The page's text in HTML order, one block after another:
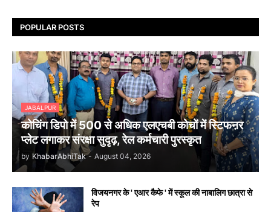
POPULAR POSTS
JABALPUR
कोचिंग डिपो में 500 से अधिक एलएचबी कोचों में स्टिफऩर
प्लेट लगाकर संरक्षा सुदृढ़, रेल कर्मचारी पुरस्कृत
by KhabarAbhiTak - August 04, 2026
विजयनगर के ' एआर कैफे ' में स्कूल की नाबालिग छात्रा से
रेप